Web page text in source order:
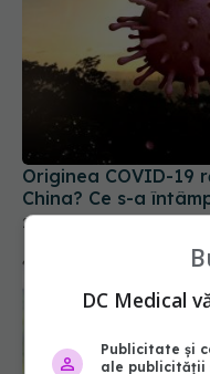
Originea COVID-19
China? Ce s-a
22 ian 2025, 18:57
DC Medical
Publicitate și
ale publicității